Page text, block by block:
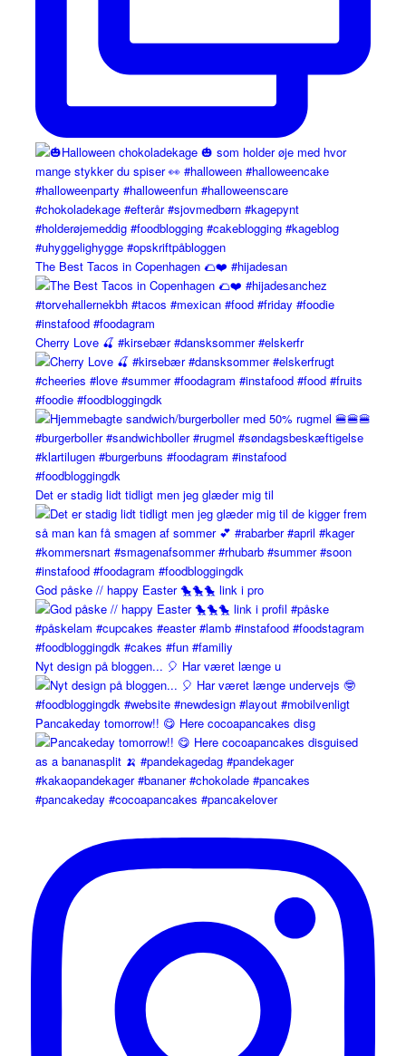
The Best Tacos in Copenhagen 🌮❤️ #hijadesan
Cherry Love 🍒 #kirsebær #dansksommer #elskerfr
Det er stadig lidt tidligt men jeg glæder mig til
God påske // happy Easter 🐤🐤🐤 link i pro
Nyt design på bloggen... 🎈 Har været længe u
Pancakeday tomorrow!! 😋 Here cocoapancakes disg